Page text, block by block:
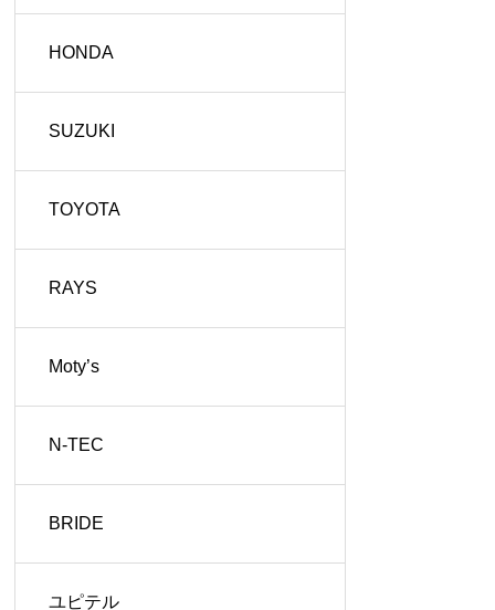
HONDA
SUZUKI
TOYOTA
RAYS
Moty’s
N-TEC
BRIDE
ユピテル